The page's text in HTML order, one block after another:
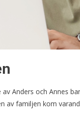
Anders och Annes
av familjen kom